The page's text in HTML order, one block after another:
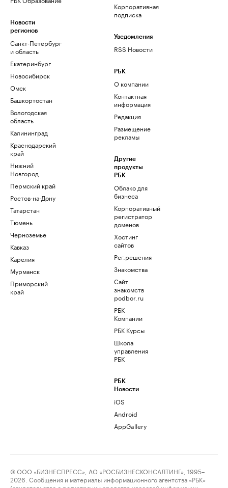
Новости
регионов
Санкт-Петербург
и область
Екатеринбург
Новосибирск
Омск
Башкортостан
Вологодская
область
Калининград
Краснодарский
край
Нижний
Новгород
Пермский край
Ростов-на-Дону
Татарстан
Тюмень
Черноземье
Кавказ
Карелия
Мурманск
Приморский
край
Корпоративная
подписка
Уведомления
RSS Новости
РБК
О компании
Контактная
информация
Редакция
Размещение
рекламы
Другие
продукты
РБК
Облако для
бизнеса
Корпоративный
регистратор
доменов
Хостинг
сайтов
Рег.решения
Знакомства
Сайт
знакомств
podbor.ru
РБК
Компании
РБК Курсы
Школа
управления
РБК
РБК
Новости
iOS
Android
AppGallery
© ООО «БИЗНЕСПРЕСС», АО «РОСБИЗНЕСКОНСАЛТИНГ», 1995–
2026. Сообщения и материалы информационного агентства «РБК»